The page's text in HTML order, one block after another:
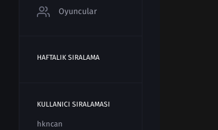
Oyuncular
HAFTALIK SIRALAMA
KULLANICI SIRALAMASI
hkncan